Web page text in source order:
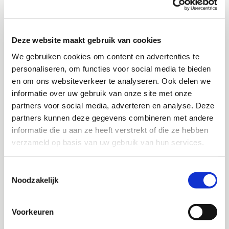
Deze website maakt gebruik van cookies
We gebruiken cookies om content en advertenties te
personaliseren, om functies voor social media te bieden
en om ons websiteverkeer te analyseren. Ook delen we
informatie over uw gebruik van onze site met onze
partners voor social media, adverteren en analyse. Deze
partners kunnen deze gegevens combineren met andere
informatie die u aan ze heeft verstrekt of die ze hebben
verzameld op basis van uw gebruik van hun services.
Noodzakelijk
Voorkeuren
sinkhole? Dan kan dit wijzen op een kapotte waterleiding of
ongemerkt grond wegspoelt. Dit zul je niet direct opmerken
grondverzakking
kunnen we oplossen.
VERZAKKING IN KRUIPRUIMTE
Ook een kruipruimte kan een verzakking in de tuin
veroorzaken. Doordat zand in de kruipruimte verzakt, komt er
ruimte vrij onder de fundering. Grond kan dan vanuit de tuin
en tuinen. Door de kruipruimte op te hogen kan het
verzakken tegen worden gegaan. We blazen dan zandwallen
in de kruipruimte tegen de fundering aan, maar zorgen er wel
voor dat de kruipruimte toegankelijk blijft.